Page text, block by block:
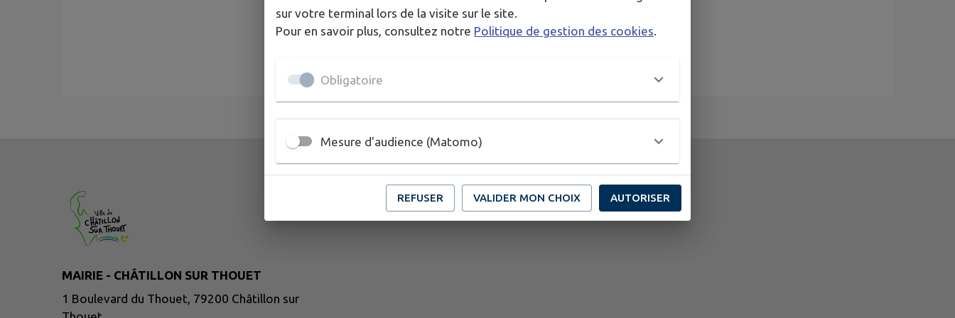
MAIRIE - CHÂTILLON SUR THOUET
1 Boulevard du Thouet, 79200 Châtillon sur
sur votre terminal lors de la visite sur le site.
Pour en savoir plus, consultez notre Politique de gestion des cookies.
Obligatoire
Mesure d'audience (Matomo)
REFUSER VALIDER MON CHOIX AUTORISER